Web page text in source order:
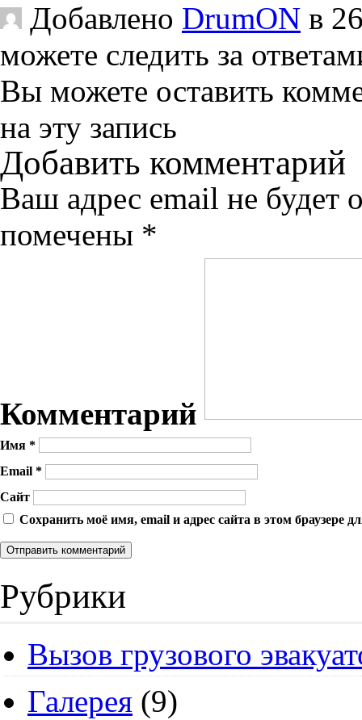
Добавлено DrumON в
можете следить за
Вы можете оставить
на эту запись
Добавить комментарий
Ваш адрес email не будет
помечены *
Комментарий
Имя *
Email *
Сайт
Сохранить моё имя, email и адрес сайта в этом браузере
Рубрики
Вызов грузового
Галерея (9)